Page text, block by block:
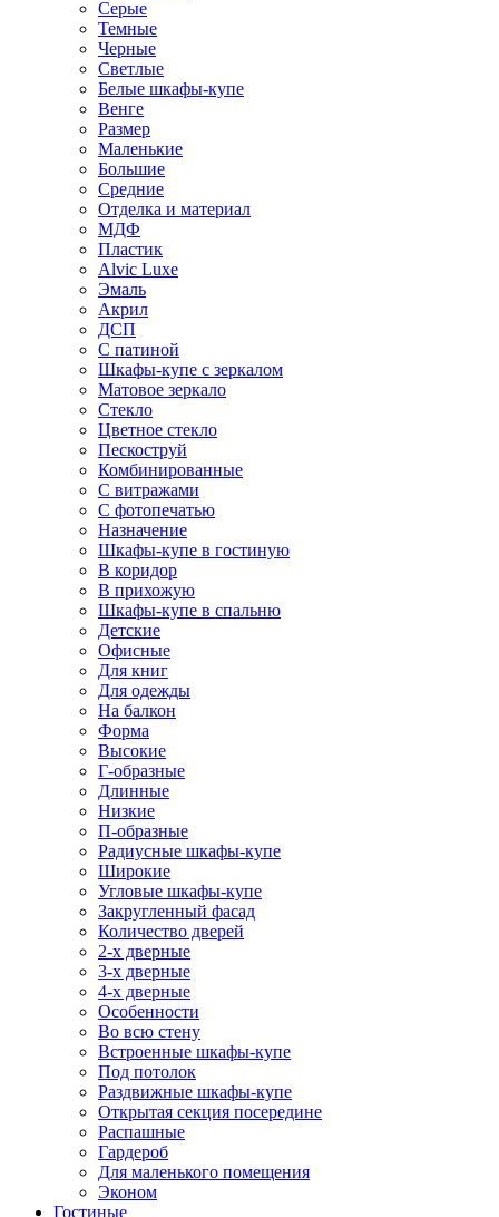
Серые
Темные
Черные
Светлые
Белые шкафы-купе
Венге
Размер
Маленькие
Большие
Средние
Отделка и материал
МДФ
Пластик
Alvic Luxe
Эмаль
Акрил
ДСП
С патиной
Шкафы-купе с зеркалом
Матовое зеркало
Стекло
Цветное стекло
Пескоструй
Комбинированные
С витражами
С фотопечатью
Назначение
Шкафы-купе в гостиную
В коридор
В прихожую
Шкафы-купе в спальню
Детские
Офисные
Для книг
Для одежды
На балкон
Форма
Высокие
Г-образные
Длинные
Низкие
П-образные
Радиусные шкафы-купе
Широкие
Угловые шкафы-купе
Закругленный фасад
Количество дверей
2-х дверные
3-х дверные
4-х дверные
Особенности
Во всю стену
Встроенные шкафы-купе
Под потолок
Раздвижные шкафы-купе
Открытая секция посередине
Распашные
Гардероб
Для маленького помещения
Эконом
Гостиные